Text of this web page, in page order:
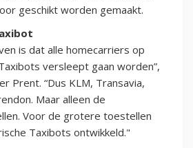
geschikt worden gemaakt.
is dat alle homecarriers op
versleept gaan worden”,
Prent. “Dus KLM, Transavia,
Maar alleen de
Voor de grotere toestellen
Taxibots ontwikkeld."